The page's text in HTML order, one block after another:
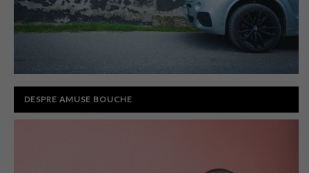
DESPRE AMUSE BOUCHE